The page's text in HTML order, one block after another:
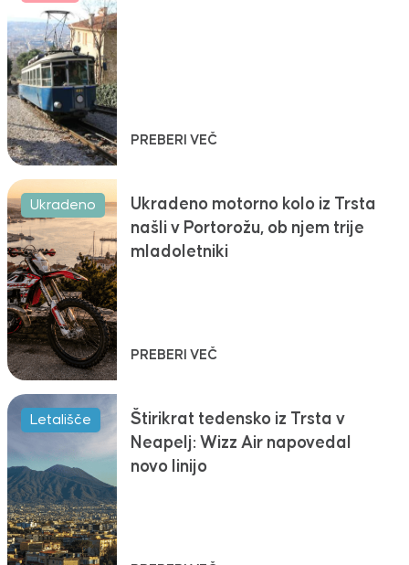
PREBERI VEČ
Ukradeno
Ukradeno motorno kolo iz Trsta
našli v Portorožu, ob njem trije
mladoletniki
PREBERI VEČ
Letališče
Štirikrat tedensko iz Trsta v
Neapelj: Wizz Air napovedal
novo linijo